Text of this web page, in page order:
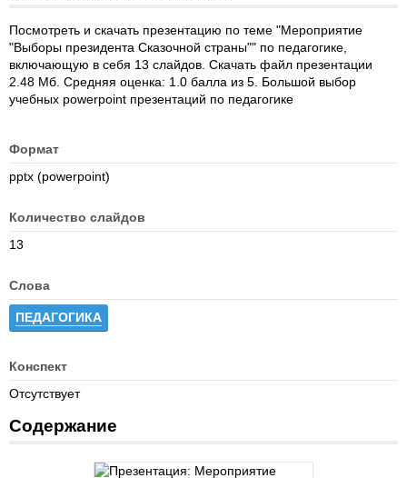
Посмотреть и скачать презентацию по теме "Мероприятие
"Выборы президента Сказочной страны"" по педагогике,
включающую в себя 13 слайдов. Скачать файл презентации
2.48 Мб. Средняя оценка: 1.0 балла из 5. Большой выбор
учебных powerpoint презентаций по педагогике
Формат
pptx (powerpoint)
Количество слайдов
13
Слова
ПЕДАГОГИКА
Конспект
Отсутствует
Содержание